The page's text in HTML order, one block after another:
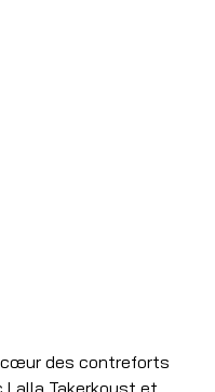
cœur des contreforts
Lalla Takerkoust et